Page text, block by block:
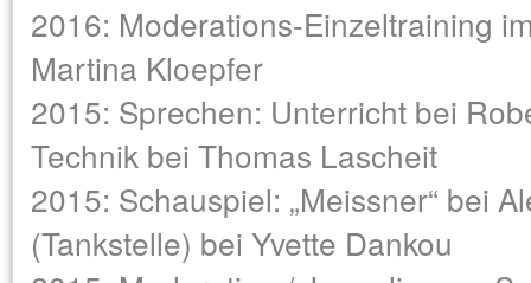
2016: Moderations-Einzeltraining
Martina Kloepfer
2015: Sprechen: Unterricht bei
Technik bei Thomas Lascheit
2015: Schauspiel: „Meissner“ bei
(Tankstelle) bei Yvette Dankou